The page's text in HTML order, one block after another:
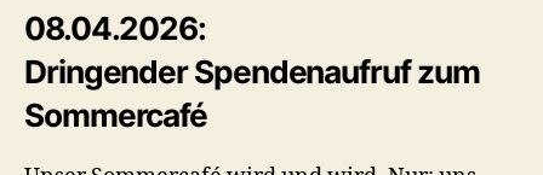
08.04.2026:
Dringender Spendenaufruf zum
Sommercafé